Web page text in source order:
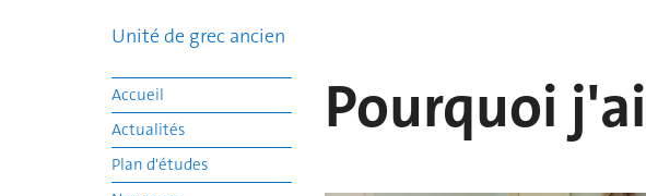
Unité de grec ancien
Accueil
Actualités
Plan d'études
Pourquoi